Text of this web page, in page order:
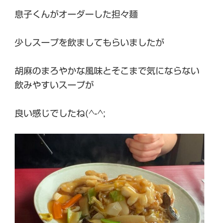
息子くんがオーダーした担々麺
少しスープを飲ましてもらいましたが
胡麻のまろやかな風味とそこまで気にならない
飲みやすいスープが
良い感じでしたね(^-^;